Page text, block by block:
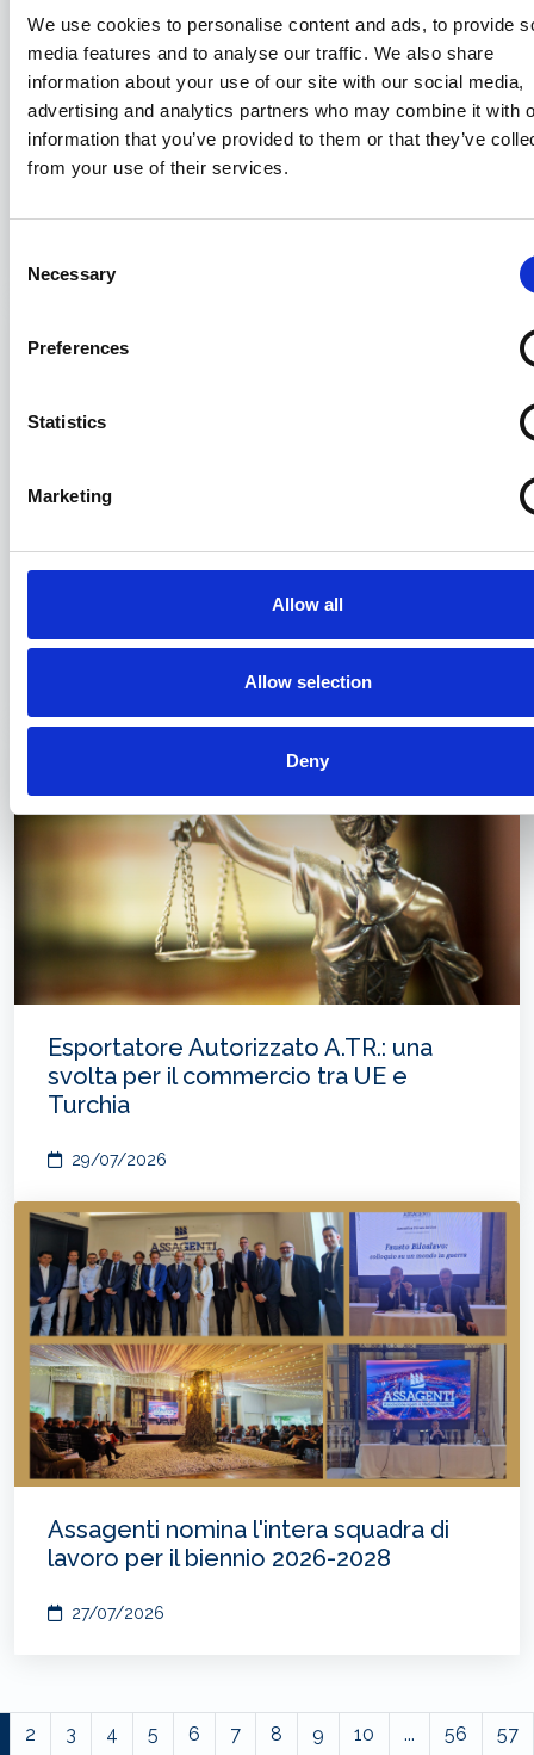
We use cookies to personalise content and ads, to provide
media features and to analyse our traffic. We also share
information about your use of our site with our social media,
advertising and analytics partners who may combine it with
information that you’ve provided to them or that they’ve
from your use of their services.
Selection
Necessary
Preferences
Statistics
Marketing
Allow all
Allow selection
Deny
Compravendita di navi e il nuovo
“SALEFORM 2025”: prime note
Esportatore Autorizzato A.TR.: una
svolta per il commercio tra UE e
Turchia
29/07/2026
Assagenti nomina l'intera squadra di
lavoro per il biennio 2026-2028
27/07/2026
2 3 4 5 6 7 8 9 10 ... 56 57